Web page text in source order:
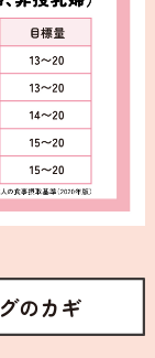
のカギ